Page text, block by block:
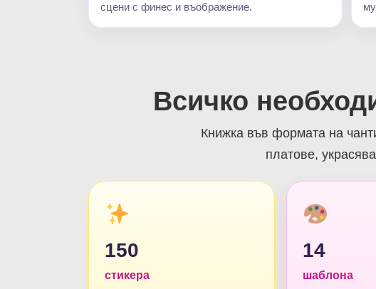
сцени с финес и въображение.
Всичко
Книжка във формата на
платове,
150
стикера
14
шаблона